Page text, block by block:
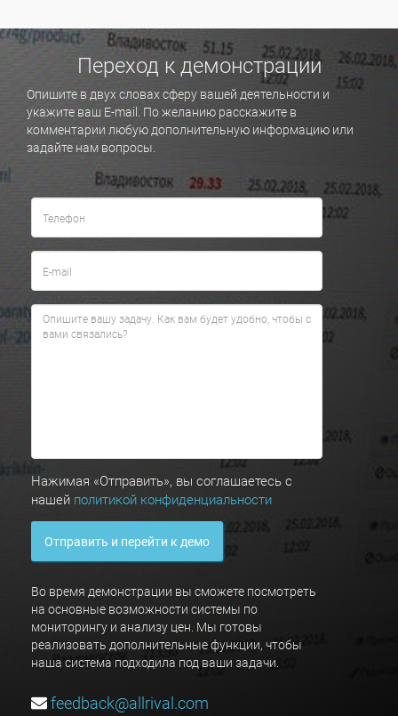
Переход к демонстрации
Опишите в двух словах сферу вашей деятельности и
укажите ваш E-mail. По желанию расскажите в
комментарии любую дополнительную информацию или
задайте нам вопросы.
Нажимая «Отправить», вы соглашаетесь с
нашей политикой конфиденциальности
Отправить и перейти к демо
Во время демонстрации вы сможете посмотреть
на основные возможности системы по
мониторингу и анализу цен. Мы готовы
реализовать дополнительные функции, чтобы
наша система подходила под ваши задачи.
feedback@allrival.com